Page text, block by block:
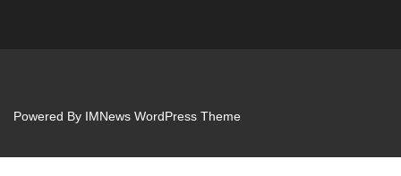
Powered By IMNews WordPress Theme